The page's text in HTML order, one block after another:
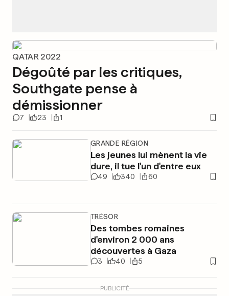
QATAR 2022
Dégoûté par les critiques,
Southgate pense à
démissionner
7 23 1
GRANDE RÉGION
Les jeunes lui mènent la vie
dure, il tue l'un d'entre eux
49 340 60
TRÉSOR
Des tombes romaines
d'environ 2 000 ans
découvertes à Gaza
3 40 5
PUBLICITÉ